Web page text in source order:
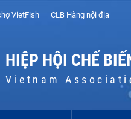
VietFish CLB Hàng nội địa
HIỆP HỘI CHẾ
Vietnam